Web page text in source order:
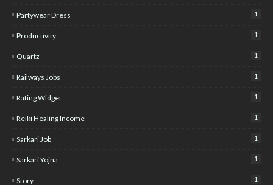
Partywear Dress 1
Productivity 1
Quartz 1
Railways Jobs 1
Rating Widget 1
Reiki Healing Income 1
Sarkari Job 1
Sarkari Yojna 1
Story 1